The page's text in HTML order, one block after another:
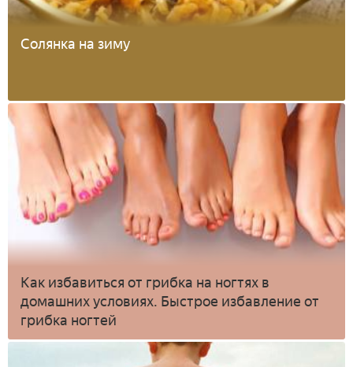
Солянка на зиму
Как избавиться от грибка на ногтях в
домашних условиях. Быстрое избавление от
грибка ногтей